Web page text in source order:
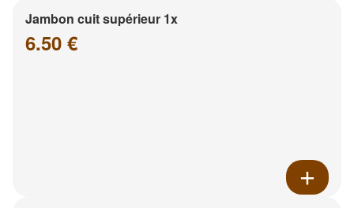
Jambon cuit supérieur 1x
6.50 €